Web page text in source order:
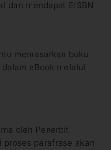
dan mendapat EISBN
memasarkan buku
eBook melalui
oleh Penerbit
proses parafrase akan